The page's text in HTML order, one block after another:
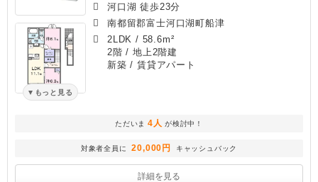
もっと見る
河口湖 徒歩23分
南都留郡富士河口湖町船津
2LDK / 58.6m²
2階 / 地上2階建
新築 / 賃貸アパート
ただいま 4人 が検討中！
対象者全員に 20,000円 キャッシュバック
詳細を見る